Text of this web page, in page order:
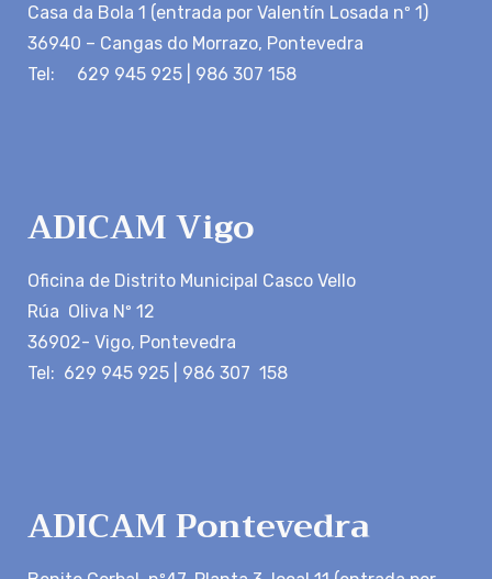
Casa da Bola 1 (entrada por Valentín Losada nº 1)
36940 – Cangas do Morrazo, Pontevedra
Tel: 629 945 925 | 986 307 158
ADICAM Vigo
Oficina de Distrito Municipal Casco Vello
Rúa Oliva Nº 12
36902- Vigo, Pontevedra
Tel: 629 945 925 | 986 307 158
ADICAM Pontevedra